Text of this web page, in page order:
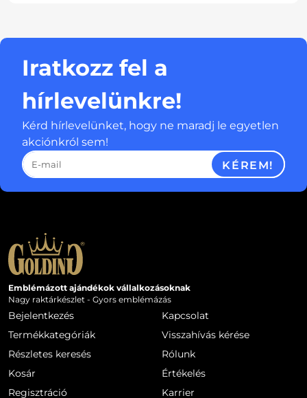
Iratkozz fel a
hírlevelünkre!
Kérd hírlevelünket, hogy ne maradj le egyetlen
akciónkról sem!
KÉREM!
Emblémázott ajándékok vállalkozásoknak
Nagy raktárkészlet - Gyors emblémázás
Bejelentkezés
Termékkategóriák
Részletes keresés
Kosár
Regisztráció
Kapcsolat
Visszahívás kérése
Rólunk
Értékelés
Karrier